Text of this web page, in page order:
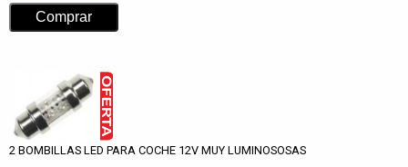
2 BOMBILLAS LED PARA COCHE 12V MUY LUMINOSOSAS